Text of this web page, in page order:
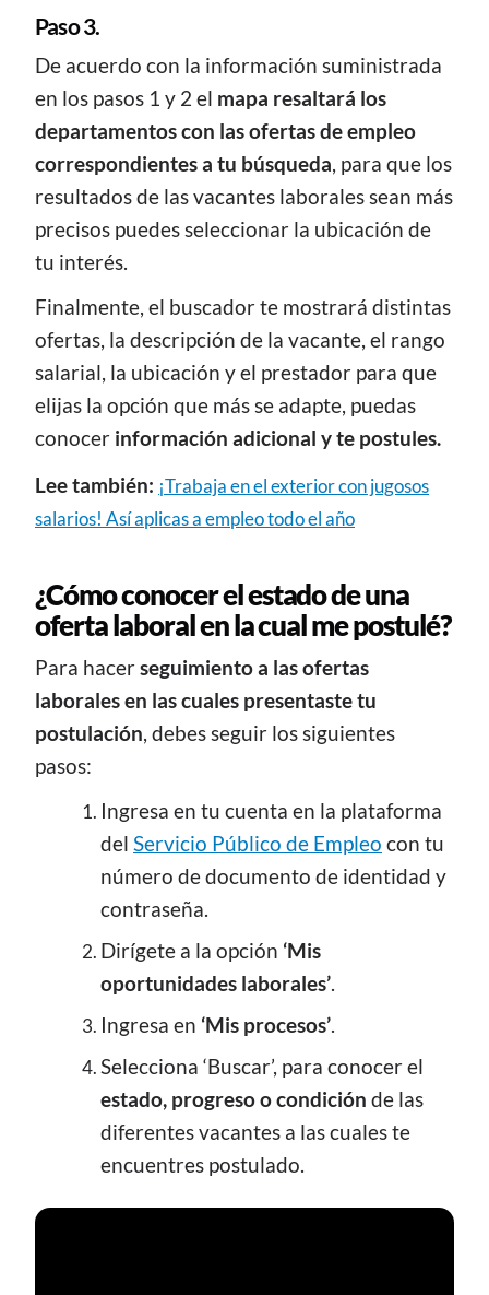
Paso 3.
De acuerdo con la información suministrada
en los pasos 1 y 2 el mapa resaltará los
departamentos con las ofertas de empleo
correspondientes a tu búsqueda, para que los
resultados de las vacantes laborales sean más
precisos puedes seleccionar la ubicación de
tu interés.
Finalmente, el buscador te mostrará distintas
ofertas, la descripción de la vacante, el rango
salarial, la ubicación y el prestador para que
elijas la opción que más se adapte, puedas
conocer información adicional y te postules.
Lee también: ¡Trabaja en el exterior con jugosos
salarios! Así aplicas a empleo todo el año
¿Cómo conocer el estado de una
oferta laboral en la cual me postulé?
Para hacerseguimiento a las ofertas
laborales en las cuales presentaste tu
postulación, debes seguir los siguientes
pasos:
Ingresa en tu cuenta en la plataforma
del Servicio Público de Empleo con tu
número de documento de identidad y
contraseña.
Dirígete a la opción ‘Mis
oportunidades laborales’.
Ingresa en ‘Mis procesos’.
Selecciona ‘Buscar’, para conocer el
estado, progreso o condición de las
diferentes vacantes a las cuales te
encuentres postulado.